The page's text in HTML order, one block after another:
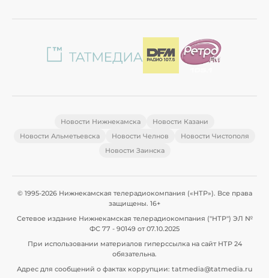
Новости Нижнекамска
Новости Казани
Новости Альметьевска
Новости Челнов
Новости Чистополя
Новости Заинска
© 1995-2026 Нижнекамская телерадиокомпания («НТР»). Все права
защищены. 16+
Сетевое издание Нижнекамская телерадиокомпания ("НТР") ЭЛ №
ФС 77 - 90149 от 07.10.2025
При использовании материалов гиперссылка на сайт НТР 24
обязательна.
Адрес для сообщений о фактах коррупции: tatmedia@tatmedia.ru